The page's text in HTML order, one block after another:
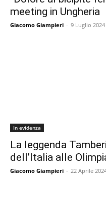
meeting in Ungheria
Giacomo Giampieri - 9 Luglio 2024
In evidenza
La leggenda
dell’Italia alle
Giacomo Giampieri - 22 Aprile